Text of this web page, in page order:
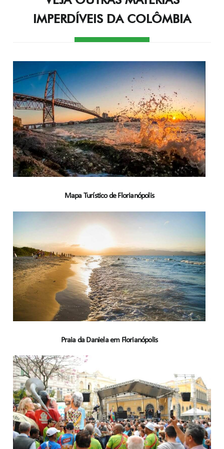
IMPERDÍVEIS DA COLÔMBIA
Mapa Turístico de Florianópolis
Praia da Daniela em Florianópolis